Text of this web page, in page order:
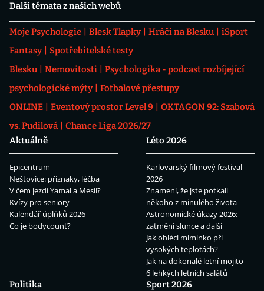
Další témata z našich webů
Moje Psychologie Blesk Tlapky Hráči na Blesku
iSport
Fantasy
Spotřebitelské testy
Blesku
Nemovitosti
Psychologika - podcast rozbíjející
psychologické mýty
Fotbalové přestupy
ONLINE
Eventový prostor Level 9
OKTAGON 92: Szabová
vs. Pudilová
Chance Liga 2026/27
Aktuálně
Epicentrum
Neštovice: příznaky, léčba
V čem jezdí Yamal a Mesii?
Kvízy pro seniory
Kalendář úplňků 2026
Co je bodycount?
Léto 2026
Karlovarský filmový festival
2026
Znamení, že jste potkali
někoho z minulého života
Astronomické úkazy 2026:
zatmění slunce a další
Jak obléci miminko při
vysokých teplotách?
Jak na dokonalé letní mojito
6 lehkých letních salátů
Politika
Sport 2026